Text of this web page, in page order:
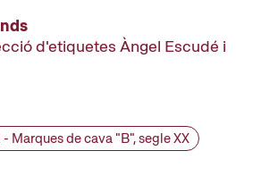
d'etiquetes Àngel Escudé i
Marques de cava "B", segle XX